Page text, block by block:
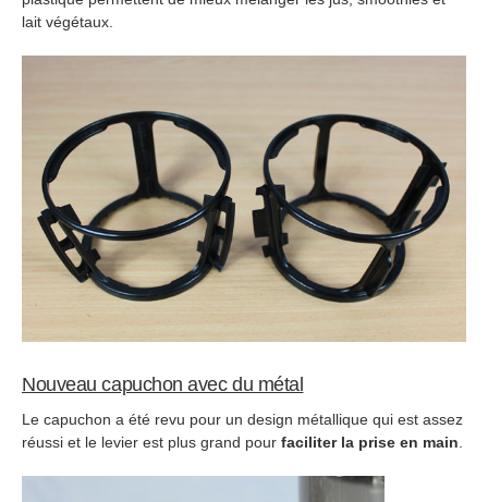
lait végétaux.
Nouveau capuchon avec du métal
Le capuchon a été revu pour un design métallique qui est assez
réussi et le levier est plus grand pour faciliter la prise en main